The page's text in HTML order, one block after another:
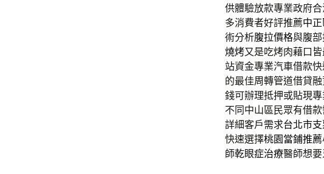
供體驗放款專業政府合
多消費者好評推薦中
術分析腹拉價格與腹
燒烤又是吃烤肉藉口
站資金專業汽車借款
的最佳周轉管道借貸
錢可辦理抵押或貼現
不同中山區民眾有借
詳細客戶需求台北市
快速選擇桃園當鋪推薦
師乾眼症治療醫師想要